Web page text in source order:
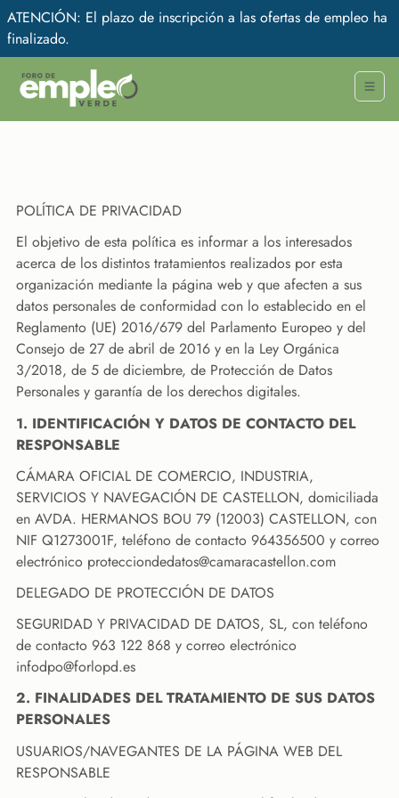
ATENCIÓN: El plazo de inscripción a las ofertas de empleo ha
finalizado.
POLÍTICA DE PRIVACIDAD
El objetivo de esta política es informar a los interesados
acerca de los distintos tratamientos realizados por esta
organización mediante la página web y que afecten a sus
datos personales de conformidad con lo establecido en el
Reglamento (UE) 2016/679 del Parlamento Europeo y del
Consejo de 27 de abril de 2016 y en la Ley Orgánica
3/2018, de 5 de diciembre, de Protección de Datos
Personales y garantía de los derechos digitales.
1. IDENTIFICACIÓN Y DATOS DE CONTACTO DEL
RESPONSABLE
CÁMARA OFICIAL DE COMERCIO, INDUSTRIA,
SERVICIOS Y NAVEGACIÓN DE CASTELLON, domiciliada
en AVDA. HERMANOS BOU 79 (12003) CASTELLON, con
NIF Q1273001F, teléfono de contacto 964356500 y correo
electrónico protecciondedatos@camaracastellon.com
DELEGADO DE PROTECCIÓN DE DATOS
SEGURIDAD Y PRIVACIDAD DE DATOS, SL, con teléfono
de contacto 963 122 868 y correo electrónico
infodpo@forlopd.es
2. FINALIDADES DEL TRATAMIENTO DE SUS DATOS
PERSONALES
USUARIOS/NAVEGANTES DE LA PÁGINA WEB DEL
RESPONSABLE